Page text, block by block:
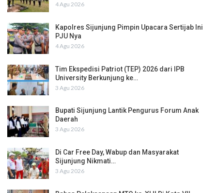
4 Agu 2026
Kapolres Sijunjung Pimpin Upacara Sertijab Ini
PJU Nya
4 Agu 2026
Tim Ekspedisi Patriot (TEP) 2026 dari IPB
University Berkunjung ke…
3 Agu 2026
Bupati Sijunjung Lantik Pengurus Forum Anak
Daerah
3 Agu 2026
Di Car Free Day, Wabup dan Masyarakat
Sijunjung Nikmati…
3 Agu 2026